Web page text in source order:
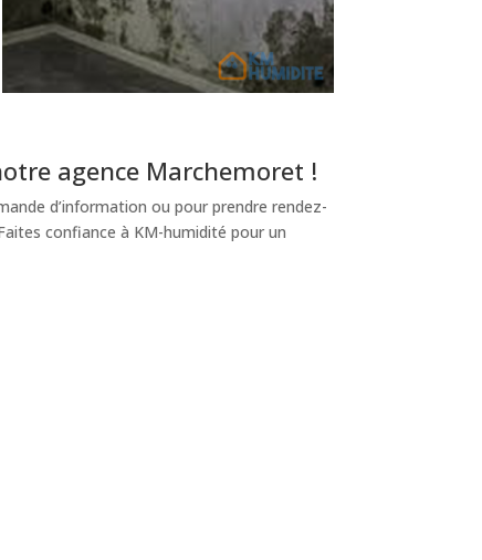
agence Marchemoret !
d’information ou pour prendre rendez-
confiance à KM-humidité pour un